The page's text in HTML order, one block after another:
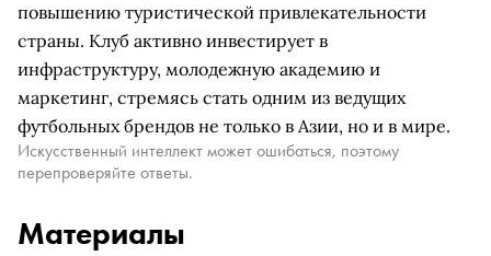
повышению туристической привлекательности
страны. Клуб активно инвестирует в
инфраструктуру, молодежную академию и
маркетинг, стремясь стать одним из ведущих
футбольных брендов не только в Азии, но и в мире.
Искусственный интеллект может ошибаться, поэтому
перепроверяйте ответы.
Материалы